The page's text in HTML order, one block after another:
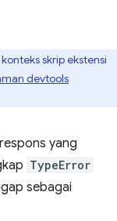
skrip ekstensi
devtools
yang
TypeError
sebagai